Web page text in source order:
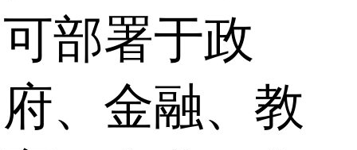
可部署于政
府、金融、教